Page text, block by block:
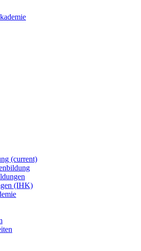
(current)
(IHK)